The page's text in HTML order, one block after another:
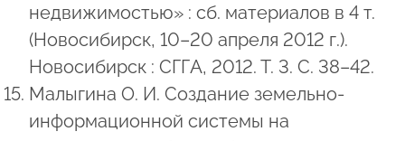
недвижимостью» : сб. материалов в 4 т.
(Новосибирск, 10–20 апреля 2012 г.).
Новосибирск : СГГА, 2012. Т. 3. С. 38–42.
Малыгина О. И. Создание земельно-
информационной системы на